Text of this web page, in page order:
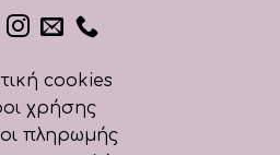
cookies
χρήσης
πληρωμής